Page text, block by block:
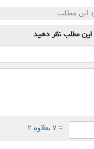
این مطلب
مطلبنظر دهید
= ۷ بعلاوه ۲